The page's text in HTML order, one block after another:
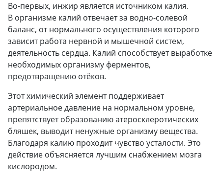
Во-первых, инжир является источником калия.
В организме калий отвечает за водно-солевой
баланс, от нормального осуществления которого
зависит работа нервной и мышечной систем,
деятельность сердца. Калий способствует выработке
необходимых организму ферментов,
предотвращению отёков.
Этот химический элемент поддерживает
артериальное давление на нормальном уровне,
препятствует образованию атеросклеротических
бляшек, выводит ненужные организму вещества.
Благодаря калию проходит чувство усталости. Это
действие объясняется лучшим снабжением мозга
кислородом.